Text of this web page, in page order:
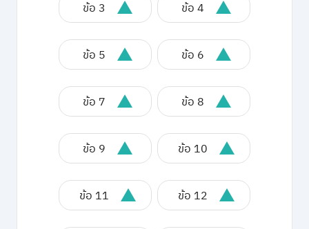
ข้อ 3 ข้อ 4
ข้อ 5 ข้อ 6
ข้อ 7 ข้อ 8
ข้อ 9 ข้อ 10
ข้อ 11 ข้อ 12